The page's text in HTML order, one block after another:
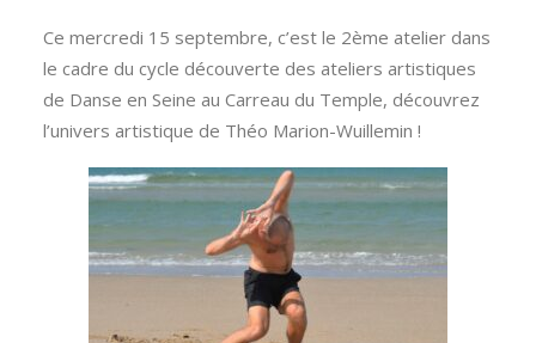
Ce mercredi 15 septembre, c’est le 2ème atelier dans
le cadre du cycle découverte des ateliers artistiques
de Danse en Seine au Carreau du Temple, découvrez
l’univers artistique de Théo Marion-Wuillemin !